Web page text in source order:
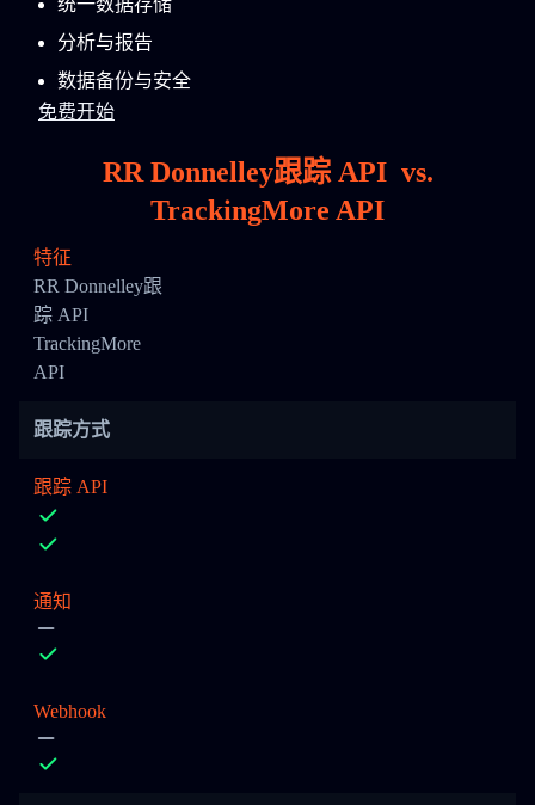
统一数据存储
分析与报告
数据备份与安全
免费开始
RR Donnelley跟踪 API vs.
TrackingMore API
特征
RR Donnelley跟
踪 API
TrackingMore
API
跟踪方式
跟踪 API
通知
Webhook